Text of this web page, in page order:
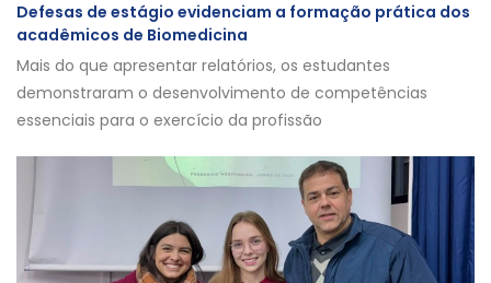
Defesas de estágio evidenciam a formação prática dos
acadêmicos de Biomedicina
Mais do que apresentar relatórios, os estudantes
demonstraram o desenvolvimento de competências
essenciais para o exercício da profissão